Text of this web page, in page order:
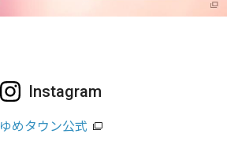
Instagram
ゆめタウン公式